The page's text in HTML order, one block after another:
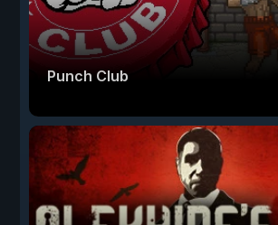
Punch Club